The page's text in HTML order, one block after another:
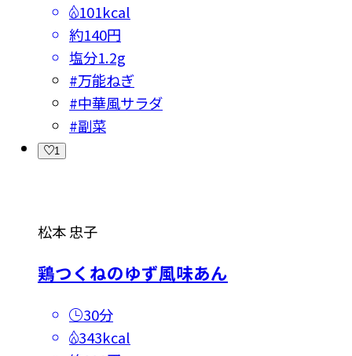
101kcal
約140円
塩分1.2g
#万能ねぎ
#中華風サラダ
#副菜
1
松本 忠子
鶏つくねのゆず風味あん
30分
343kcal